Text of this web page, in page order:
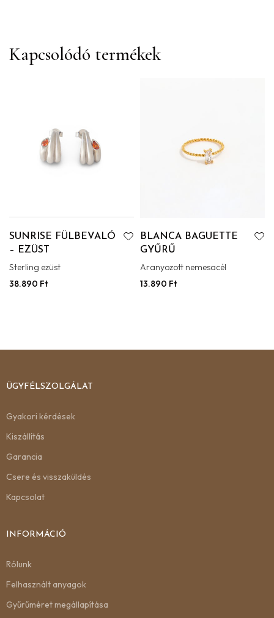
Kapcsolódó termékek
SUNRISE FÜLBEVALÓ
– EZÜST
Sterling ezüst
38.890 Ft
BLANCA BAGUETTE
GYŰRŰ
Aranyozott nemesacél
13.890 Ft
ÜGYFÉLSZOLGÁLAT
Gyakori kérdések
Kiszállítás
Garancia
Csere és visszaküldés
Kapcsolat
INFORMÁCIÓ
Rólunk
Felhasznált anyagok
Gyűrűméret megállapítása